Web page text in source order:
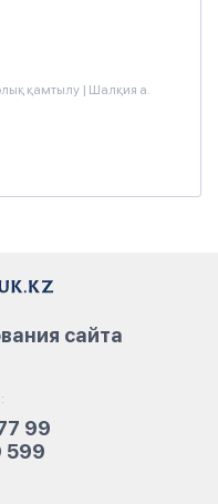
қамтылу | Шалқия а.
99
599
сайта